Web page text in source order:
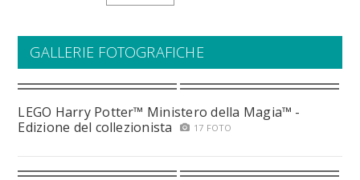
GALLERIE FOTOGRAFICHE
LEGO Harry Potter™ Ministero della Magia™ -
Edizione del collezionista
17 FOTO